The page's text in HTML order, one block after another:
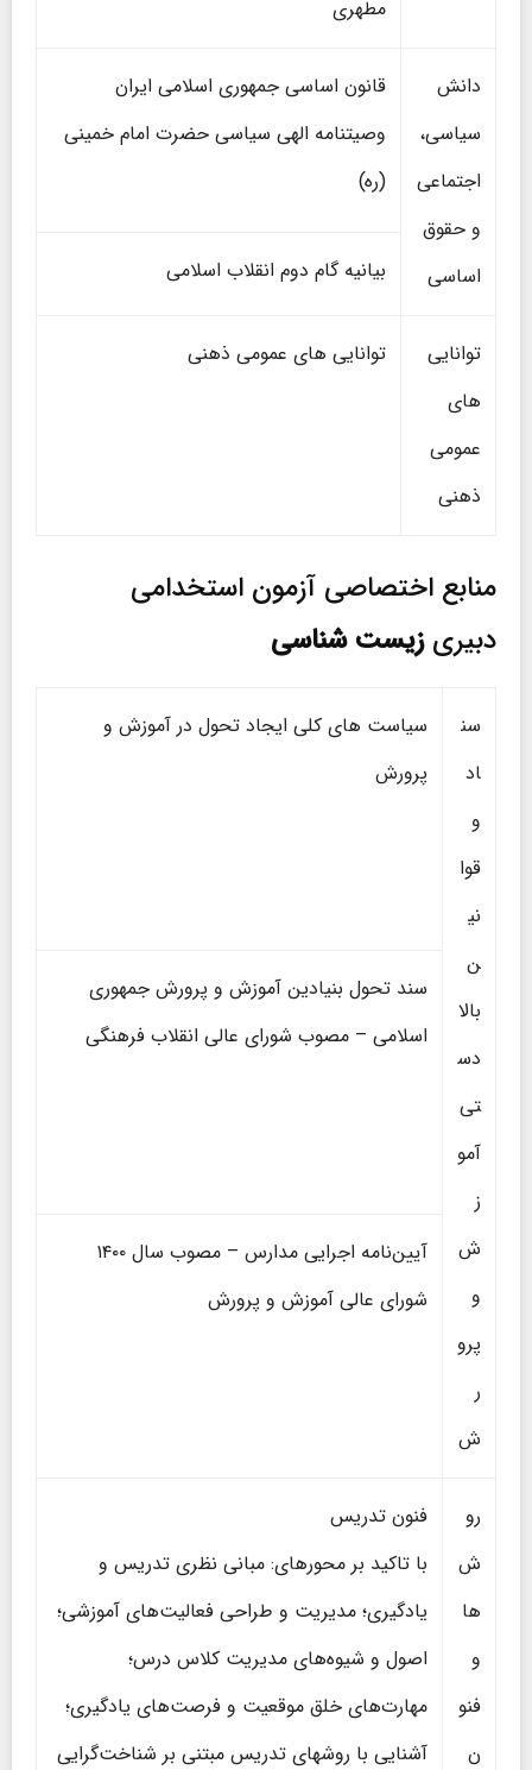
مطهری
دانش
سیاسی،
اجتماعی
و حقوق
اساسی
قانون اساسی جمهوری اسلامی ایران
وصیتنامه الهی سیاسی حضرت امام خمینی
(ره)
بیانیه گام دوم انقلاب اسلامی
توانایی
های
عمومی
ذهنی
توانایی های عمومی ذهنی
منابع اختصاصی آزمون استخدامی
دبیریزیست شناسی
سن
اد
و
قوا
نی
ن
بالا
دس
تی
آمو
ز
ش
و
پرو
ر
ش
سیاست های کلی ایجاد تحول در آموزش و
پرورش
سند تحول بنیادین آموزش و پرورش جمهوری
اسلامی – مصوب شورای عالی انقلاب فرهنگی
آیین‌نامه اجرایی مدارس – مصوب سال ۱۴۰۰
شورای عالی آموزش و پرورش
رو
ش‌
­ها
و
فنو
ن
فنون تدریس
با تاکید بر محورهای: مبانی نظری تدریس و
یادگیری؛ مدیریت و طراحی فعالیت‌های آموزشی؛
اصول و شیوه‌های مدیریت کلاس درس؛
مهارت‌های خلق موقعیت و فرصت‌های یادگیری؛
آشنایی با روشهای تدریس مبتنی بر شناخت‌گرایی